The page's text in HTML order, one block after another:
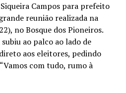
Campos para prefeito
reunião realizada na
no Bosque dos Pioneiros.
ao palco ao lado de
aos eleitores, pedindo
com tudo, rumo à